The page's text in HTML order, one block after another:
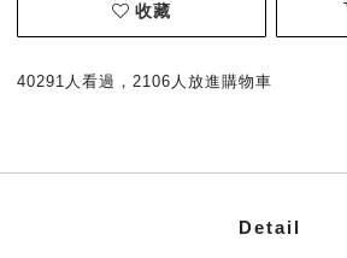
收藏
40291人看過，2106人放進購物車
Detail